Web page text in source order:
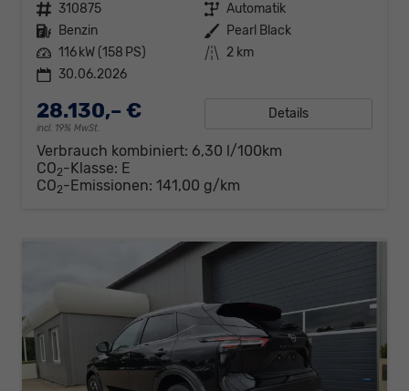
Fahrzeugnr. 310875 Getriebe Automatik
Kraftstoff Benzin Außenfarbe Pearl Black
Leistung 116 kW (158 PS) Kilometerstand 2 km
30.06.2026
28.130,– €
incl. 19% MwSt.
Details
Verbrauch kombiniert: 6,30 l/100km
CO2-Klasse: E
CO2-Emissionen: 141,00 g/km